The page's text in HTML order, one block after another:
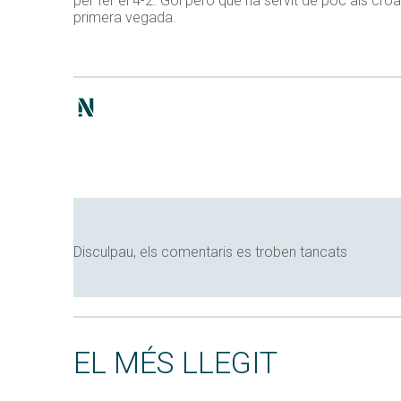
primera vegada.
Disculpau, els comentaris es troben tancats
EL MÉS LLEGIT